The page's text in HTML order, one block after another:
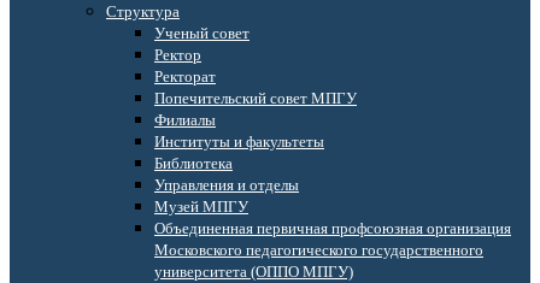
Структура
Ученый совет
Ректор
Ректорат
Попечительский совет МПГУ
Филиалы
Институты и факультеты
Библиотека
Управления и отделы
Музей МПГУ
Объединенная первичная профсоюзная организация
Московского педагогического государственного
университета (ОППО МПГУ)